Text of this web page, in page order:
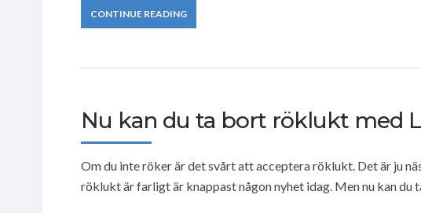
CONTINUE READING
Nu kan du ta bort röklukt med
Om du inte röker är det svårt att acceptera röklukt. Det är ju
röklukt är farligt är knappast någon nyhet idag. Men nu kan